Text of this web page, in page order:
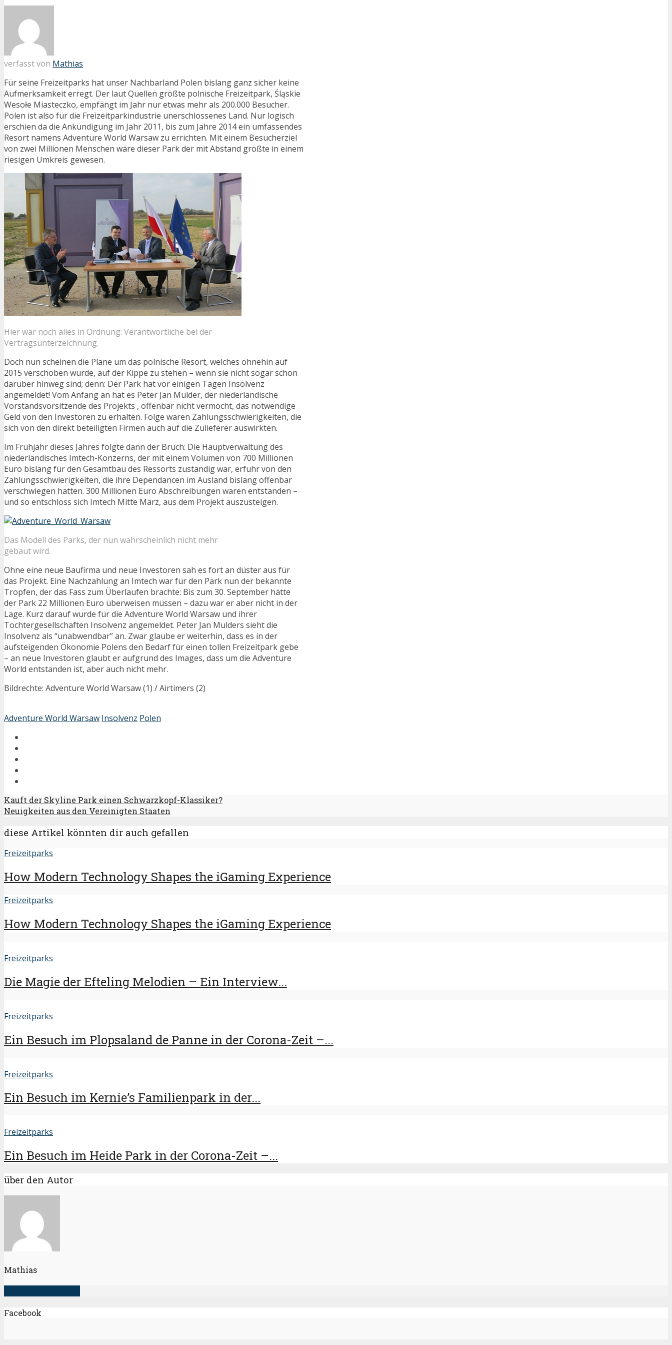
verfasst von Mathias
Für seine Freizeitparks hat unser Nachbarland Polen bislang ganz sicher keine
Aufmerksamkeit erregt. Der laut Quellen größte polnische Freizeitpark, Śląskie
Wesołe Miasteczko, empfängt im Jahr nur etwas mehr als 200.000 Besucher.
Polen ist also für die Freizeitparkindustrie unerschlossenes Land. Nur logisch
erschien da die Ankündigung im Jahr 2011, bis zum Jahre 2014 ein umfassendes
Resort namens Adventure World Warsaw zu errichten. Mit einem Besucherziel
von zwei Millionen Menschen wäre dieser Park der mit Abstand größte in einem
riesigen Umkreis gewesen.
Hier war noch alles in Ordnung: Verantwortliche bei der
Vertragsunterzeichnung.
Doch nun scheinen die Pläne um das polnische Resort, welches ohnehin auf
2015 verschoben wurde, auf der Kippe zu stehen – wenn sie nicht sogar schon
darüber hinweg sind; denn: Der Park hat vor einigen Tagen Insolvenz
angemeldet! Vom Anfang an hat es Peter Jan Mulder, der niederländische
Vorstandsvorsitzende des Projekts , offenbar nicht vermocht, das notwendige
Geld von den Investoren zu erhalten. Folge waren Zahlungsschwierigkeiten, die
sich von den direkt beteiligten Firmen auch auf die Zulieferer auswirkten.
Im Frühjahr dieses Jahres folgte dann der Bruch: Die Hauptverwaltung des
niederländisches Imtech-Konzerns, der mit einem Volumen von 700 Millionen
Euro bislang für den Gesamtbau des Ressorts zuständig war, erfuhr von den
Zahlungsschwierigkeiten, die ihre Dependancen im Ausland bislang offenbar
verschwiegen hatten. 300 Millionen Euro Abschreibungen waren entstanden –
und so entschloss sich Imtech Mitte März, aus dem Projekt auszusteigen.
Das Modell des Parks, der nun wahrscheinlich nicht mehr
gebaut wird.
Ohne eine neue Baufirma und neue Investoren sah es fort an düster aus für
das Projekt. Eine Nachzahlung an Imtech war für den Park nun der bekannte
Tropfen, der das Fass zum Überlaufen brachte: Bis zum 30. September hätte
der Park 22 Millionen Euro überweisen müssen – dazu war er aber nicht in der
Lage. Kurz darauf wurde für die Adventure World Warsaw und ihrer
Tochtergesellschaften Insolvenz angemeldet. Peter Jan Mulders sieht die
Insolvenz als “unabwendbar” an. Zwar glaube er weiterhin, dass es in der
aufsteigenden Ökonomie Polens den Bedarf für einen tollen Freizeitpark gebe
– an neue Investoren glaubt er aufgrund des Images, dass um die Adventure
World entstanden ist, aber auch nicht mehr.
Bildrechte: Adventure World Warsaw (1) / Airtimers (2)
Adventure World Warsaw Insolvenz Polen
Kauft der Skyline Park einen Schwarzkopf-Klassiker?
Neuigkeiten aus den Vereinigten Staaten
diese Artikel könnten dir auch gefallen
Freizeitparks
How Modern Technology Shapes the iGaming Experience
Freizeitparks
How Modern Technology Shapes the iGaming Experience
Freizeitparks
Die Magie der Efteling Melodien – Ein Interview...
Freizeitparks
Ein Besuch im Plopsaland de Panne in der Corona-Zeit –...
Freizeitparks
Ein Besuch im Kernie’s Familienpark in der...
Freizeitparks
Ein Besuch im Heide Park in der Corona-Zeit –...
über den Autor
Mathias
Facebook